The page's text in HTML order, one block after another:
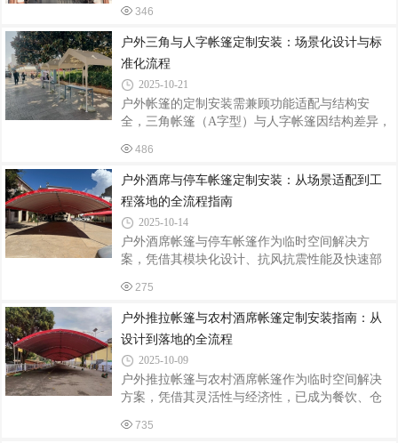
则更注重遮阳篷的外观与品牌调性，需与建筑风
插座）、操作方式（遥控/手机APP/智能语音）
然与艺术的双重魅力，成为定制安装领域的热门
之选。定制设计：融合功能与美学阳光版四柱亭
的定制核心在于“量身打造”。设计师会先与业主深
入沟通，了解场地特点、使用需求及风格偏好。
若场地位于花园中，亭子可设计成与周边花卉相
呼应的清新风格，采用浅色系木材，搭配镂空雕
花装饰，阳光透过雕花洒下斑驳光影，营造出浪
漫氛围；若用于商业广场，则可选用现代简约风
346
户外三角与人字帐篷定制安装：场景化设计与标
准化流程
2025-10-21
户外帐篷的定制安装需兼顾功能适配与结构安
全，三角帐篷（A字型）与人字帐篷因结构差异，
场景化需求拆解、材料工艺选择及标准化安装流
程三方面展开分析。一、场景化需求驱动定制设
计三角帐篷多用于高强度抗风场景，如高原露营
或沿海集市。某户外品牌为沿海文创市集定制的
三角帐篷，采用6061-T6铝合金框架，抗弯强度达
320MPa，配合加厚PVC涂层布（防水等级
IPX5），在8级风速下仍保持结构稳定。设计上增
设360°环形储物袋，可承载50kg设备，满足摊主
示
486
户外酒席与停车帐篷定制安装：从场景适配到工
程落地的全流程指南
2025-10-14
户外酒席帐篷与停车帐篷作为临时空间解决方
案，凭借其模块化设计、抗风抗震性能及快速部
装备。当前行业通过材料升级、智能控制及定制
化服务，实现了功能与美学的双重突破。一、结
构选型：场景驱动的设计逻辑酒席帐篷需承载
200kg/m²活荷载，主梁采用30mm×50mm镀锌方
管，篷布选用800D涂银防水牛津布，防水指数达
3000MM，可应对暴雨级降水。某四川厂商的定制
产品通过加装双层中空玻璃视窗，在保证透光率
的同时提升保温性能，使冬季宴席室内温度提升
275
户外推拉帐篷与农村酒席帐篷定制安装指南：从
设计到落地的全流程
2025-10-09
户外推拉帐篷与农村酒席帐篷作为临时空间解决
方案，凭借其灵活性与经济性，已成为餐饮、仓
钢骨架+PVC双涂层篷布结构，抗风等级达8级，
735